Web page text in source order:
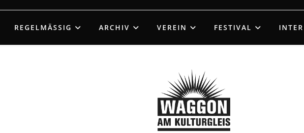
REGELMÄSSIG ARCHIV VEREIN FESTIVAL